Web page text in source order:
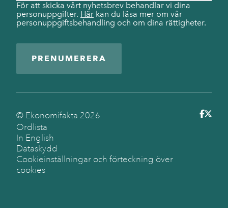
För att skicka vårt nyhetsbrev behandlar vi dina
personuppgifter. Här kan du läsa mer om vår
personuppgiftsbehandling och om dina rättigheter.
PRENUMERERA
© Ekonomifakta 2026
Ordlista
In English
Dataskydd
Cookieinställningar och förteckning över
cookies